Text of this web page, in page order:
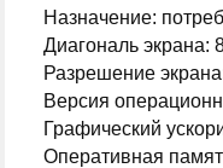
Назначение:
Диагональ экрана:
Разрешение
Версия
Графический
Оперативная